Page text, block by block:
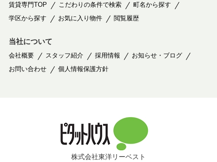
賃貸専門TOP こだわりの条件で検索
町名から探す
学区から探す
お気に入り物件 閲覧履歴
当社について
会社概要 スタッフ紹介 採用情報
お知らせ・ブログ
お問い合わせ
個人情報保護方針
株式会社東洋リーベスト